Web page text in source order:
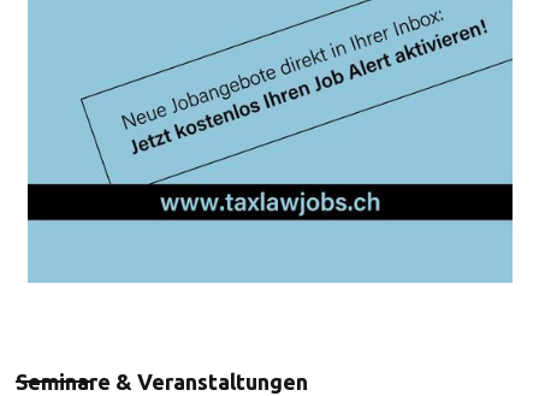
Seminare & Veranstaltungen